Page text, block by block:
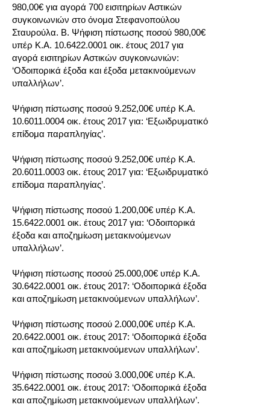
980,00€ για αγορά 700 εισιτηρίων Αστικών
συγκοινωνιών στο όνομα Στεφανοπούλου
Σταυρούλα. Β. Ψήφιση πίστωσης ποσού 980,00€
υπέρ Κ.Α. 10.6422.0001 οικ. έτους 2017 για
αγορά εισιτηρίων Αστικών συγκοινωνιών:
‘Οδοιπορικά έξοδα και έξοδα μετακινούμενων
υπαλλήλων’.
Ψήφιση πίστωσης ποσού 9.252,00€ υπέρ Κ.Α.
10.6011.0004 οικ. έτους 2017 για: ‘Εξωιδρυματικό
επίδομα παραπληγίας’.
Ψήφιση πίστωσης ποσού 9.252,00€ υπέρ Κ.Α.
20.6011.0003 οικ. έτους 2017 για: ‘Εξωιδρυματικό
επίδομα παραπληγίας’.
Ψήφιση πίστωσης ποσού 1.200,00€ υπέρ Κ.Α.
15.6422.0001 οικ. έτους 2017 για: ‘Οδοιπορικά
έξοδα και αποζημίωση μετακινούμενων
υπαλλήλων’.
Ψήφιση πίστωσης ποσού 25.000,00€ υπέρ Κ.Α.
30.6422.0001 οικ. έτους 2017: ‘Οδοιπορικά έξοδα
και αποζημίωση μετακινούμενων υπαλλήλων’.
Ψήφιση πίστωσης ποσού 2.000,00€ υπέρ Κ.Α.
20.6422.0001 οικ. έτους 2017: ‘Οδοιπορικά έξοδα
και αποζημίωση μετακινούμενων υπαλλήλων’.
Ψήφιση πίστωσης ποσού 3.000,00€ υπέρ Κ.Α.
35.6422.0001 οικ. έτους 2017: ‘Οδοιπορικά έξοδα
και αποζημίωση μετακινούμενων υπαλλήλων’.